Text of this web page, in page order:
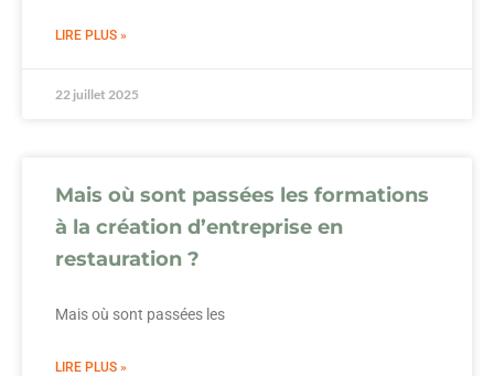
LIRE PLUS »
22 juillet 2025
Mais où sont passées les formations
à la création d’entreprise en
restauration ?
Mais où sont passées les
LIRE PLUS »